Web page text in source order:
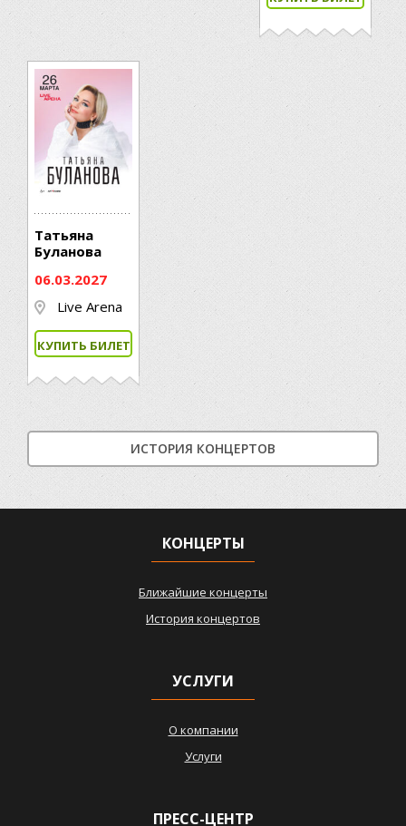
Татьяна
Буланова
06.03.2027
Live Arena
КУПИТЬ БИЛЕТ
ИСТОРИЯ КОНЦЕРТОВ
КОНЦЕРТЫ
Ближайшие концерты
История концертов
УСЛУГИ
О компании
Услуги
ПРЕСС-ЦЕНТР